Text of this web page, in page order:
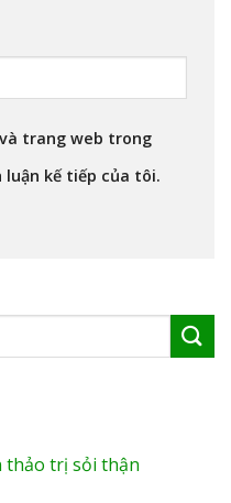
trang web trong
kế tiếp của tôi.
thảo trị sỏi thận